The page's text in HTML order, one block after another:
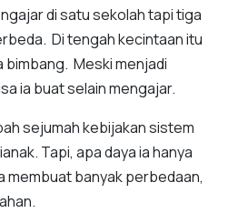
di satu sekolah tapi tiga
Di tengah kecintaan itu
bimbang. Meski menjadi
ia buat selain mengajar.
sejumah kebijakan sistem
Tapi, apa daya ia hanya
membuat banyak perbedaan,